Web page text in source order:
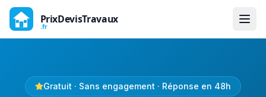
Gratuit · Sans engagement · Réponse en 48h